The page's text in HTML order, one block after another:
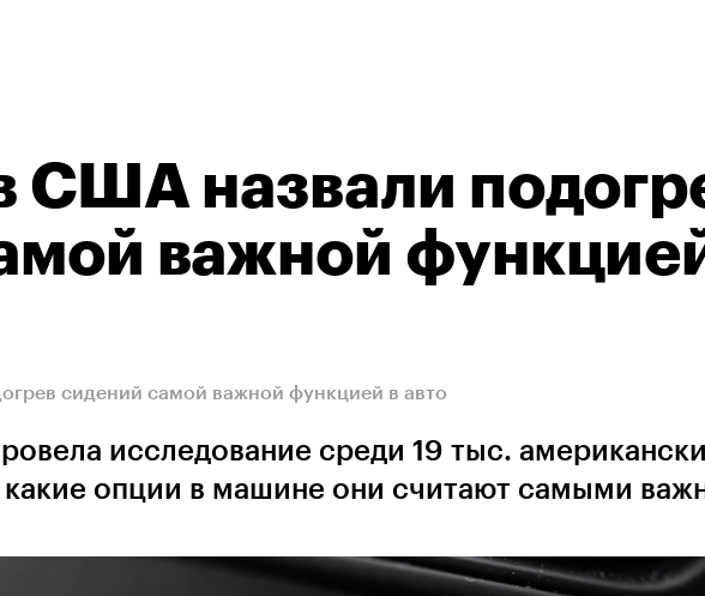
США назвали
важной
сидений самой важной функцией в авто
исследование среди 19 тыс.
какие опции в машине они считают самыми